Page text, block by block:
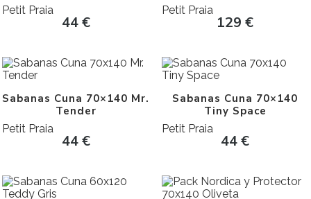
Petit Praia
44€
Petit Praia
129€
Sabanas Cuna 70×140 Mr.
Tender
Petit Praia
44€
Sabanas Cuna 70×140
Tiny Space
Petit Praia
44€